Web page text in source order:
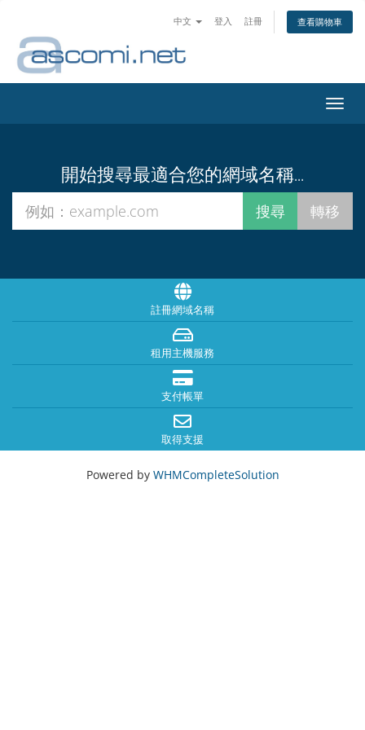
中文 登入 註冊 查看購物車
切
換
開始搜尋最適合您的網域名稱...
註冊網域名稱
租用主機服務
支付帳單
取得支援
Powered by WHMCompleteSolution